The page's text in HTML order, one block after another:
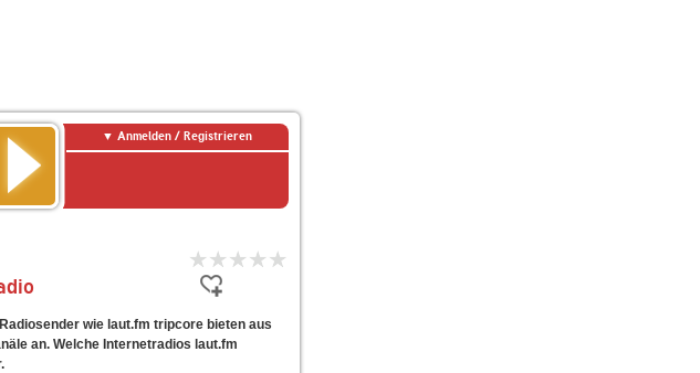
Anmelden / Registrieren
wie laut.fm tripcore bieten aus
an. Welche Internetradios laut.fm